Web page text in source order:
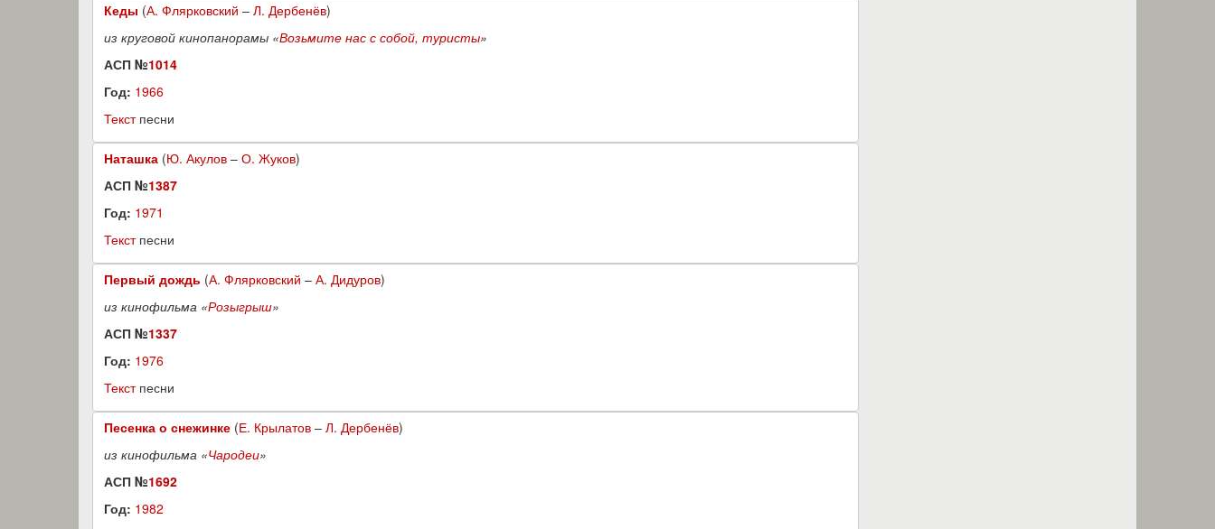
Кеды (А. Флярковский – Л. Дербенёв)
из круговой кинопанорамы «Возьмите нас с собой, туристы»
АСП №1014
Год: 1966
Текстпесни
Наташка (Ю. Акулов – О. Жуков)
АСП №1387
Год: 1971
Текстпесни
Первый дождь (А. Флярковский – А. Дидуров)
из кинофильма «Розыгрыш»
АСП №1337
Год: 1976
Текстпесни
Песенка о снежинке (Е. Крылатов – Л. Дербенёв)
из кинофильма «Чародеи»
АСП №1692
Год: 1982